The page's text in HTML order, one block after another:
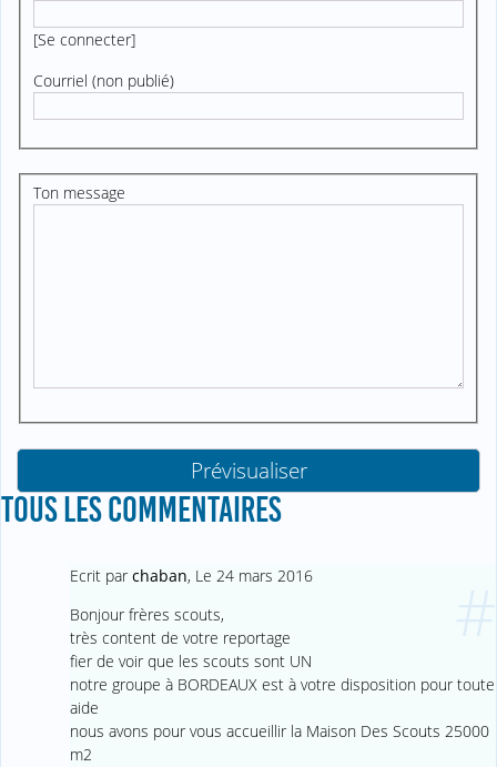
[Se connecter]
Courriel (non publié)
Ton message
TOUS LES COMMENTAIRES
Ecrit par chaban, Le 24 mars 2016
Bonjour frères scouts,
très content de votre reportage
fier de voir que les scouts sont UN
notre groupe à BORDEAUX est à votre disposition pour toute
aide
nous avons pour vous accueillir la Maison Des Scouts 25000
m2